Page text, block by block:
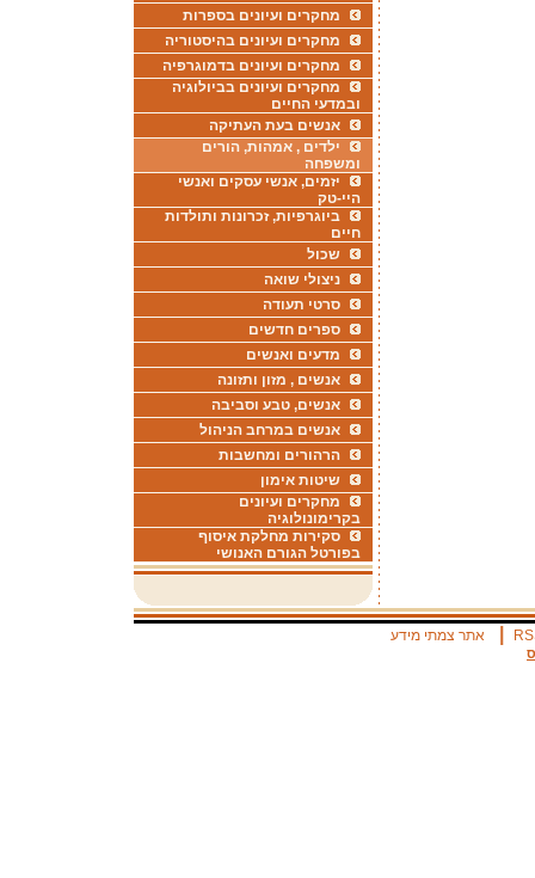
מחקרים ועיונים בספרות
מחקרים ועיונים בהיסטוריה
מחקרים ועיונים בדמוגרפיה
מחקרים ועיונים בביולוגיה
ובמדעי החיים
אנשים בעת העתיקה
ילדים , אמהות, הורים
ומשפחה
יזמים, אנשי עסקים ואנשי
היי-טק
ביוגרפיות, זכרונות ותולדות
חיים
שכול
ניצולי שואה
סרטי תעודה
ספרים חדשים
מדעים ואנשים
אנשים , מזון ותזונה
אנשים, טבע וסביבה
אנשים במרחב הניהול
הרהורים ומחשבות
שיטות אימון
מחקרים ועיונים
בקרימונולוגיה
סקירות מחלקת איסוף
בפורטל הגורם האנושי
אתר צמתי מידע